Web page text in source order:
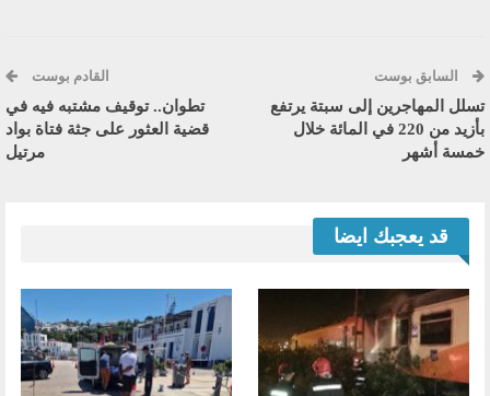
السابق بوست
تسلل المهاجرين إلى سبتة يرتفع
بأزيد من 220 في المائة خلال
خمسة أشهر
القادم بوست
تطوان.. توقيف مشتبه فيه في
قضية العثور على جثة فتاة بواد
مرتيل
قد يعجبك ايضا